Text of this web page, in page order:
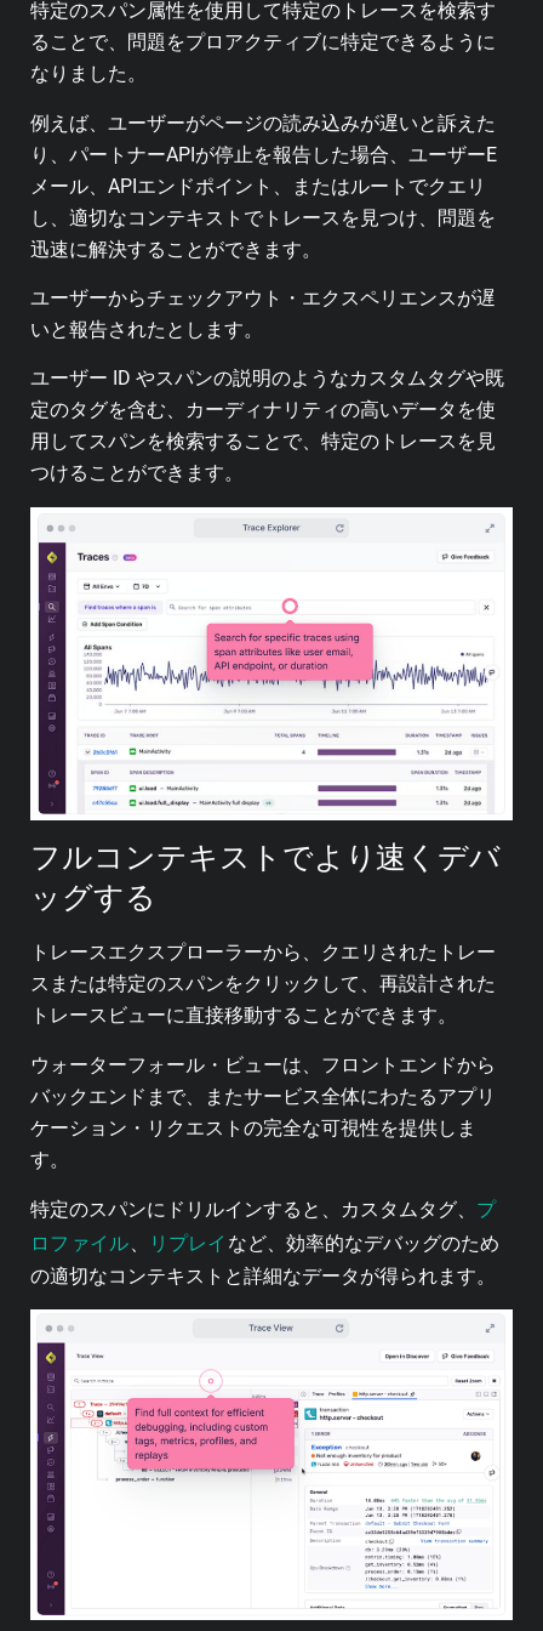
特定のスパン属性を使用して特定のトレースを検索す
ることで、問題をプロアクティブに特定できるように
なりました。
例えば、ユーザーがページの読み込みが遅いと訴えた
り、パートナーAPIが停止を報告した場合、ユーザーE
メール、APIエンドポイント、またはルートでクエリ
し、適切なコンテキストでトレースを見つけ、問題を
迅速に解決することができます。
ユーザーからチェックアウト・エクスペリエンスが遅
いと報告されたとします。
ユーザー ID やスパンの説明のようなカスタムタグや既
定のタグを含む、カーディナリティの高いデータを使
用してスパンを検索することで、特定のトレースを見
つけることができます。
フルコンテキストでより速くデバ
ッグする
トレースエクスプローラーから、クエリされたトレー
スまたは特定のスパンをクリックして、再設計された
トレースビューに直接移動することができます。
ウォーターフォール・ビューは、フロントエンドから
バックエンドまで、またサービス全体にわたるアプリ
ケーション・リクエストの完全な可視性を提供しま
す。
特定のスパンにドリルインすると、カスタムタグ、 プ
ロファイル、 リプレイ など、効率的なデバッグのため
の適切なコンテキストと詳細なデータが得られます。